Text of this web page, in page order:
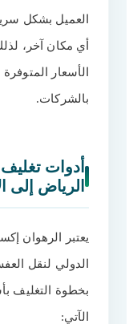
العميل بشكل
أي مكان آخر،
الأسعار
بالشركات.
أدوات
الرياض إلى
يعتبر الرهوان
الدولي لنقل
بخطوة التغليف
الآتي: